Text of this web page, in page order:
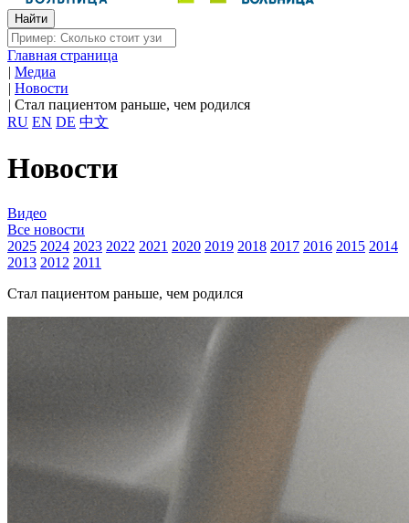
Главная страница
| Медиа
| Новости
| Стал пациентом раньше, чем родился
RU EN DE 中文
Новости
Видео
Все новости
2025 2024 2023 2022 2021 2020 2019 2018 2017 2016 2015 2014
2013 2012 2011
Стал пациентом раньше, чем родился